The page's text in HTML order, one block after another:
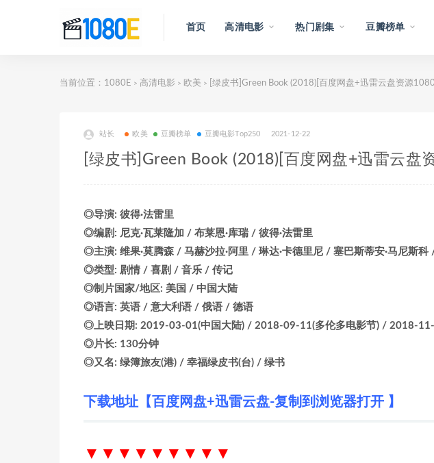
首页 高清电影 热门剧集 豆瓣榜单
当前位置： 1080E > 高清电影 > 欧美 > [绿皮书]Green Book (2018)[百度网盘+迅雷云盘资源
站长 欧美 豆瓣榜单 豆瓣电影Top250 2021-12-22
[绿皮书]Green Book (2018)[百度网盘+迅雷云
◎导演: 彼得·法雷里
◎编剧: 尼克·瓦莱隆加 / 布莱恩·库瑞 / 彼得·法雷里
◎主演: 维果·莫腾森 / 马赫沙拉·阿里 / 琳达·卡德里尼 / 塞巴斯蒂安·马尼斯科
◎类型: 剧情 / 喜剧 / 音乐 / 传记
◎制片国家/地区: 美国 / 中国大陆
◎语言: 英语 / 意大利语 / 俄语 / 德语
◎上映日期: 2019-03-01(中国大陆) / 2018-09-11(多伦多电影节) / 2018-
◎片长: 130分钟
◎又名: 绿簿旅友(港) / 幸福绿皮书(台) / 绿书
下载地址【百度网盘+迅雷云盘-复制到浏览器打开 】
▼▼▼▼▼▼ ▼▼▼